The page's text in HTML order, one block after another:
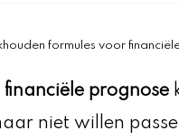
formules voor
financiële prognose
niet willen